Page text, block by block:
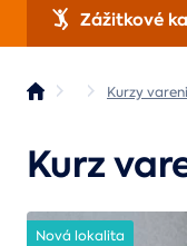
Zážitkové
Kurzy
Kurz
Nová lokalita